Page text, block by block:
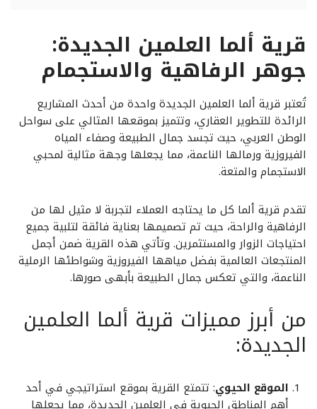
قرية ألما العلمين الجديدة:
جوهر الرفاهية والاستجمام
تُعتبر قرية ألما العلمين الجديدة واحدة من أحدث المشاريع
الرائدة للتطوير العقاري، وتتميز بموقعها المثالي على سواحل
الوطن العربي، حيث تجسد جمال الطبيعة وصفاء المياه
الفيروزية ورمالها الناعمة، مما يجعلها وجهة مثالية لمحبي
الاستجمام والمتعة.
تقدم قرية ألما كل ما يحتاجه العملاء لتجربة لا مثيل لها من
الرفاهية والراحة، حيث تم تصميمها بعناية فائقة لتلبية جميع
احتياجات الزوار والمستثمرين. وتأتي هذه القرية ضمن أجمل
المنتجعات العالمية بفضل مياهها الفيروزية وشواطئها الرملية
الناعمة، والتي تعكس جمال الطبيعة بأبهى صورها.
من أبرز مميزات قرية ألما العلمين
الجديدة:
الموقع الحيوي: تتمتع القرية بموقع استراتيجي في أحد
أهم المناطق الحيوية في العلمين الجديدة، مما يجعلها